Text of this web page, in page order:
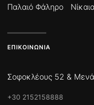
Παλαιό Φάληρο
ΕΠΙΚΟΙΝΩΝΊΑ
Σοφοκλέους 52 &
+30 2152158888